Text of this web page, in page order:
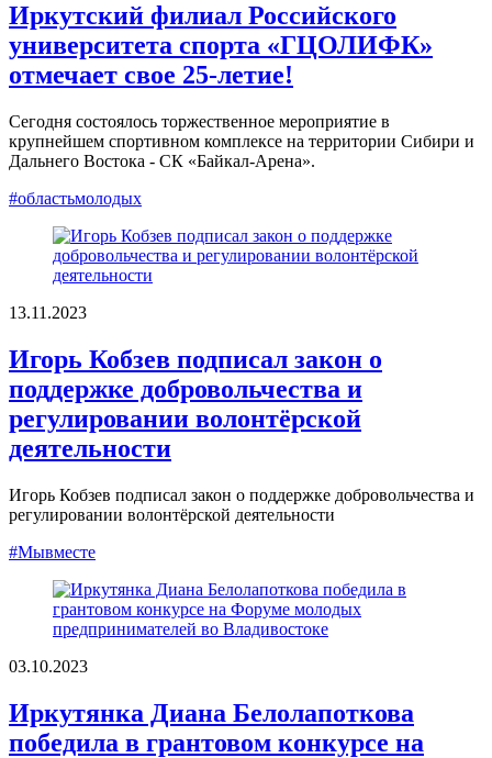
Иркутский филиал Российского
университета спорта «ГЦОЛИФК»
отмечает свое 25-летие!
Сегодня состоялось торжественное мероприятие в
крупнейшем спортивном комплексе на территории Сибири и
Дальнего Востока - СК «Байкал-Арена».
#областьмолодых
13.11.2023
Игорь Кобзев подписал закон о
поддержке добровольчества и
регулировании волонтёрской
деятельности
Игорь Кобзев подписал закон о поддержке добровольчества и
регулировании волонтёрской деятельности
#Мывместе
03.10.2023
Иркутянка Диана Белолапоткова
победила в грантовом конкурсе на